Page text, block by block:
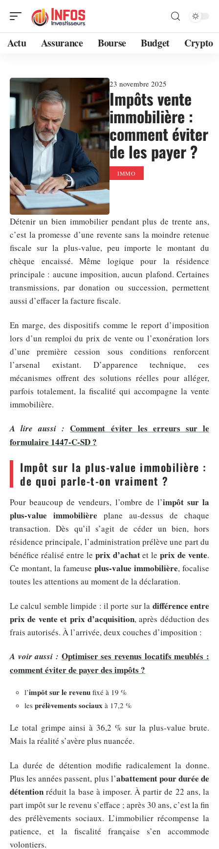
Actu Assurance Bourse Budget Crypto
23 novembre 2025
Impôts vente
immobilière :
comment éviter
de les payer ?
IMMO
Détenir un bien immobilier pendant plus de trente ans,
c’est la promesse d’une revente sans la moindre retenue
fiscale sur la plus-value, peu importe le montant du
chèque encaissé. Même logique pour la résidence
principale : aucune imposition, aucun plafond. Certaines
transmissions, par donation ou succession, permettent
aussi d’effacer la facture fiscale.
En marge, des dispositifs comme le report d’imposition
lors d’un remploi du prix de vente ou l’exonération lors
d’une première cession sous conditions renforcent
l’arsenal existant. D’apparence technique, ces
mécanismes offrent des solutions réelles pour alléger,
parfois totalement, la fiscalité qui accompagne la vente
immobilière.
A lire aussi : Comment éviter les erreurs sur le
formulaire 1447-C-SD ?
Impôt sur la plus-value immobilière :
de quoi parle-t-on vraiment ?
Pour beaucoup de vendeurs, l’ombre de l’impôt sur la
plus-value immobilière plane au-dessus de chaque
transaction. Dès qu’il s’agit de céder un bien, hors
résidence principale, l’administration prélève une part du
bénéfice réalisé entre le prix d’achatet leprix de vente.
Ce montant, la fameuse plus-value immobilière, focalise
toutes les attentions au moment de la déclaration.
Le calcul semble limpide : il porte sur la différence entre
prix de vente et prix d’acquisition, après déduction des
frais autorisés. À l’arrivée, deux couches d’imposition :
A voir aussi : Optimiser ses revenus locatifs meublés :
comment éviter de payer des impôts ?
l’impôt sur le revenu fixé à 19 %
les prélèvements sociaux à 17,2 %
Le total grimpe ainsi à 36,2 % sur la plus-value brute.
Mais la réalité s’avère plus nuancée.
La durée de détention modifie radicalement la donne.
Plus les années passent, plus l’abattement pour durée de
détention réduit la base à imposer. À partir de 22 ans, la
part impôt sur le revenu s’efface ; après 30 ans, c’est la fin
des prélèvements sociaux. L’immobilier récompense la
patience, et la fiscalité française s’en accommode
volontiers.